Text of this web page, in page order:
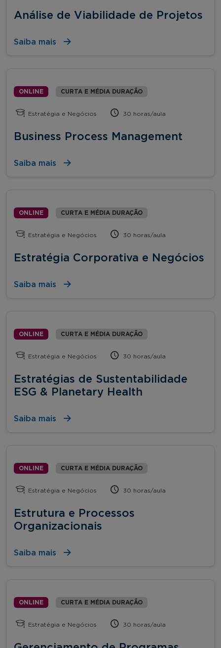
Análise de Viabilidade de Projetos
Saiba mais
ONLINE CURTA E MÉDIA DURAÇÃO
Estratégia e Negócios 30 horas/aula
Business Process Management
Saiba mais
ONLINE CURTA E MÉDIA DURAÇÃO
Estratégia e Negócios 30 horas/aula
Estratégia Corporativa e Negócios
Saiba mais
ONLINE CURTA E MÉDIA DURAÇÃO
Estratégia e Negócios 30 horas/aula
Estratégias de Sustentabilidade
ESG & Planetary Health
Saiba mais
ONLINE CURTA E MÉDIA DURAÇÃO
Estratégia e Negócios 30 horas/aula
Estrutura e Processos
Organizacionais
Saiba mais
ONLINE CURTA E MÉDIA DURAÇÃO
Estratégia e Negócios 30 horas/aula